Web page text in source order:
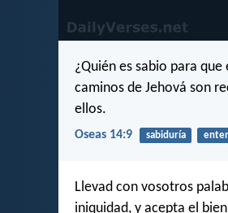
¿Quién es sabio para
caminos de Jehová son
ellos.
Oseas 14:9 sabiduría
Llevad con vosotros
iniquidad, y acepta el